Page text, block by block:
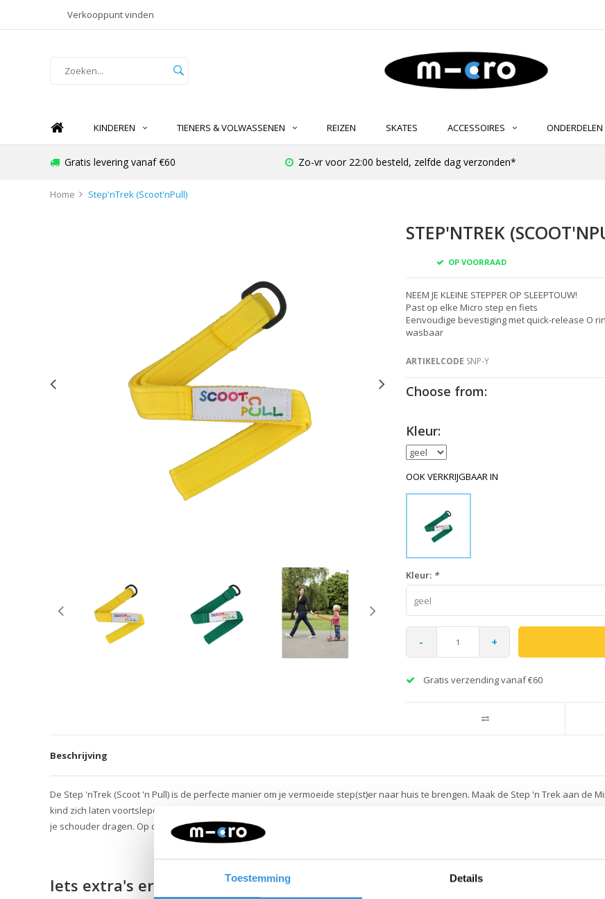
Toestemming Details
Verkooppunt vinden
KINDEREN TIENERS & VOLWASSENEN REIZEN SKATES ACCESSOIRES ONDERDELEN
Gratis levering vanaf €60 Zo-vr voor 22:00 besteld, zelfde dag verzonden*
Home Step'nTrek (Scoot'nPull)
STEP'NTREK
OP VOORRAAD
NEEM JE KLEINE STEPPER OP SLEEPTOUW!
Past op elke Micro step en fiets
Eenvoudige bevestiging met quick-release O
wasbaar
ARTIKELCODE SNP-Y
Choose from:
Kleur:
OOK VERKRIJGBAAR IN
Kleur: *
geel
- +
Gratis verzending vanaf €60
Beschrijving
De Step 'nTrek (Scoot 'n Pull) is de perfecte manier om je vermoeide step(st)er naar huis te brengen. Maak de Step 'n Trek aan de
kind zich laten voortslepen en hoeft het alleen maar te sturen. Ook erg handig in drukke gebieden, zodat je je kind op veilige
je schouder dragen. Op de instructievideo is te zien hoe. De Step'n Trek is in onze ogen een heel handig accessoire waar je veel
Iets extra's erbij?